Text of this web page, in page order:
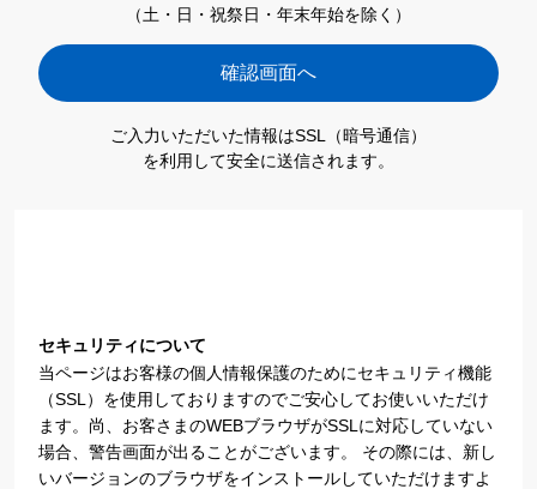
（土・日・祝祭日・年末年始を除く）
ご入力いただいた情報はSSL（暗号通信）
を利用して安全に送信されます。
セキュリティについて
当ページはお客様の個人情報保護のためにセキュリティ機能
（SSL）を使用しておりますのでご安心してお使いいただけ
ます。尚、お客さまのWEBブラウザがSSLに対応していない
場合、警告画面が出ることがございます。 その際には、新し
いバージョンのブラウザをインストールしていただけますよ